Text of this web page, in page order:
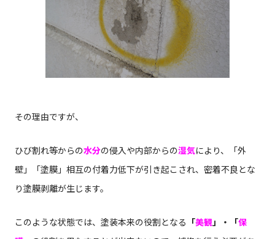
その理由ですが、
ひび割れ等からの水分の侵入や内部からの湿気により、「外
壁」「塗膜」相互の付着力低下が引き起こされ、密着不良とな
り塗膜剥離が生じます。
このような状態では、塗装本来の役割となる 「美観」・「保